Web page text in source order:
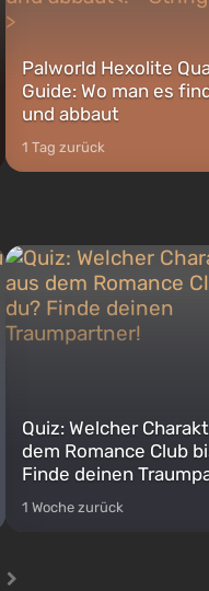
Palworld Hexolite
Guide: Wo man es
und abbaut
1 Tag zurück
Quiz: Welcher
dem Romance Club
Finde deinen
1 Woche zurück